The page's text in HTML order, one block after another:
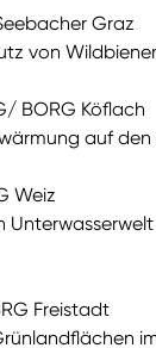
Graz
von
BORG Köflach
auf
Weiz
Unterwasserwelt
Freistadt